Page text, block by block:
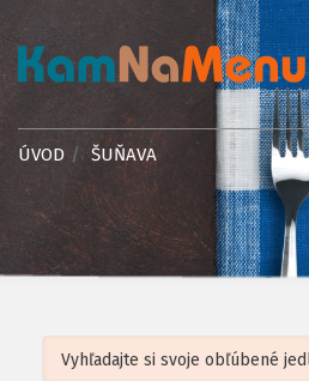
ÚVOD ŠUŇAVA